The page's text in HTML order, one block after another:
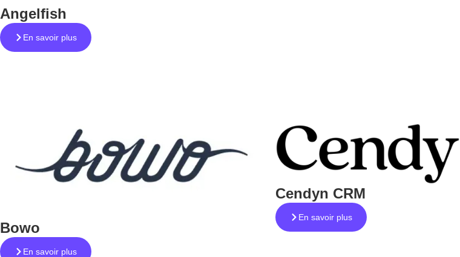
Angelfish
En savoir plus
Bowo
En savoir plus
Cendyn CRM
En savoir plus